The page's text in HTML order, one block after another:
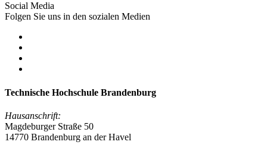
Social Media
Folgen Sie uns in den sozialen Medien
Technische Hochschule Brandenburg
Hausanschrift:
Magdeburger Straße 50
14770 Brandenburg an der Havel